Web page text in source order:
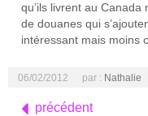
qu’ils livrent au
de douanes qui
intéressant mais moins
06/02/2012 par : Nathalie
précédent